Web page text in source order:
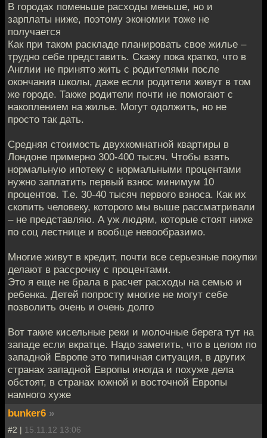
В городах поменьше расходы меньше, но и
зарплаты ниже, поэтому экономии тоже не
получается
Как при таком раскладе планировать свое жилье –
трудно себе представить. Скажу пока кратко, что в
Англии не принято жить с родителями после
окончания школы, даже если родители живут в том
же городе. Также родители почти не помогают с
накоплением на жилье. Могут одолжить, но не
просто так дать.
Средняя стоимость двухкомнатной квартиры в
Лондоне примерно 300-400 тысяч. Чтобы взять
нормальную ипотеку с нормальными процентами
нужно заплатить первый взнос минимум 10
процентов. Т.е. 30-40 тысяч первого взноса. Как их
скопить человеку, которого мы выше рассматривали
– не представляю. А уж людям, которые стоят ниже
по соц лестнице и вообще невообразимо.
Многие живут в кредит, почти все серьезные покупки
делают в рассрочку с процентами.
Это я еще не брала в расчет расходы на семью и
ребенка. Детей попросту многие не могут себе
позволить очень и очень долго
Вот такие кисельные реки и молочные берега тут на
западе если вкратце. Надо заметить, что в целом по
западной Европе это типичная ситуация, в других
странах западной Европы иногда и похуже дела
обстоят, в странах южной и восточной Европы
намного хуже
bunker6 »
#2 | 15.11.12 13:06